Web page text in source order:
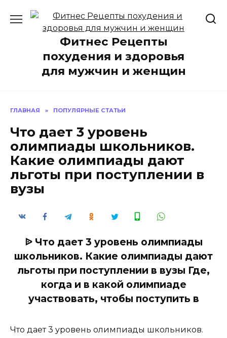
содержанию
Фитнес Рецепты
похудения и здоровья
для мужчин и женщин
ГЛАВНАЯ » ПОПУЛЯРНЫЕ СТАТЬИ
Что дает 3 уровень
олимпиады школьников.
Какие олимпиады дают
льготы при поступлении в
вузы
ᐉ Что дает 3 уровень олимпиады
школьников. Какие олимпиады дают
льготы при поступлении в вузы Где,
когда и в какой олимпиаде
участвовать, чтобы поступить в
Что дает 3 уровень олимпиады школьников.